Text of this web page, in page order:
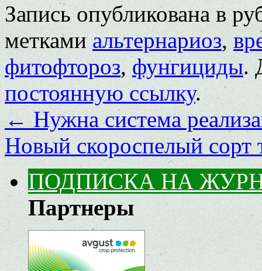
Запись опубликована в
меткамиальтернариоз,
фитофтороз,фунгициды.
постоянную ссылку.
←Нужна система
Новый скороспелый сорт
ПОДПИСКА НА
Партнеры